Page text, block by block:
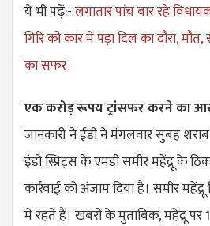
ये भी पढ़ें:-लगातार पांच बार रहे
गिरि को कार में पड़ा दिल का दौरा,
का सफर
एक करोड़ रूपय ट्रांसफर करने का
जानकारी ने ईडी ने मंगलवार सुबह
इंडो स्प्रिट्स के एमडी समीर महेंद्रू के
कार्रवाई को अंजाम दिया है। समीर
में रहते हैं। खबरों के मुताबिक, महेंद्रू पर